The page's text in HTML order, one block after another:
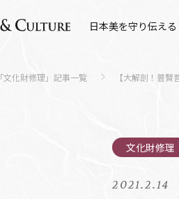
日本美を守り伝え
「文化財修理」記事一覧 【大解剖！普
2021.2.14